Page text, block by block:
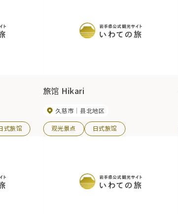
式旅馆
旅馆 Hikari
久慈市 县北地区
观光景点 日式旅馆